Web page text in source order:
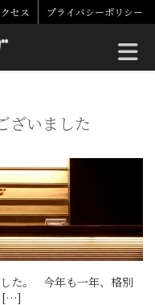
セス プライバシーポリシー
ざいました
た。 今年も一年、格別
[…]